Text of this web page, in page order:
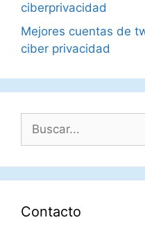
ciberprivacidad
Mejores cuentas de
ciber privacidad
Contacto